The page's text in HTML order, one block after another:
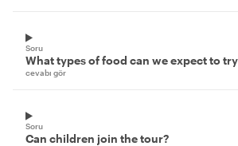
Soru
What types of food can we expect to
cevabı gör
Soru
Can children join the tour?